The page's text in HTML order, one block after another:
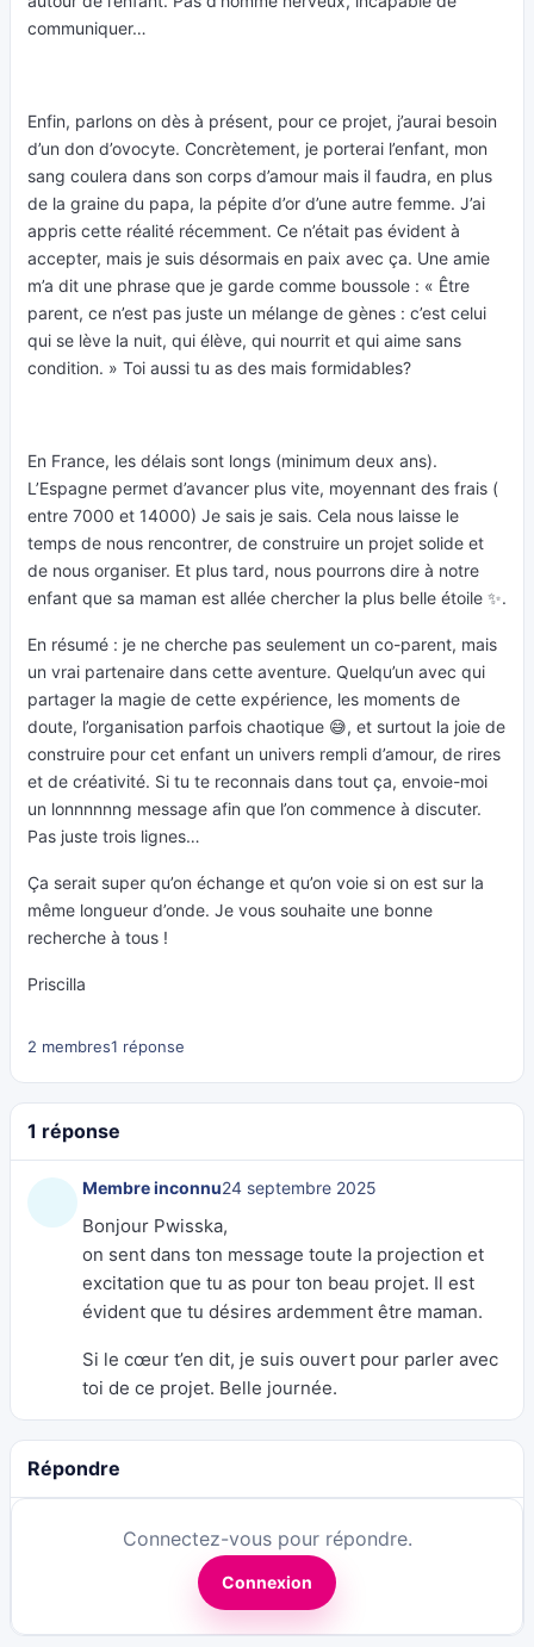
communiquer…
Enfin, parlons on dès à présent, pour ce projet, j’aurai besoin
d’un don d’ovocyte. Concrètement, je porterai l’enfant, mon
sang coulera dans son corps d’amour mais il faudra, en plus
de la graine du papa, la pépite d’or d’une autre femme. J’ai
appris cette réalité récemment. Ce n’était pas évident à
accepter, mais je suis désormais en paix avec ça. Une amie
m’a dit une phrase que je garde comme boussole : « Être
parent, ce n’est pas juste un mélange de gènes : c’est celui
qui se lève la nuit, qui élève, qui nourrit et qui aime sans
condition. » Toi aussi tu as des mais formidables?
En France, les délais sont longs (minimum deux ans).
L’Espagne permet d’avancer plus vite, moyennant des frais (
entre 7000 et 14000) Je sais je sais. Cela nous laisse le
temps de nous rencontrer, de construire un projet solide et
de nous organiser. Et plus tard, nous pourrons dire à notre
enfant que sa maman est allée chercher la plus belle étoile ✨.
En résumé : je ne cherche pas seulement un co-parent, mais
un vrai partenaire dans cette aventure. Quelqu’un avec qui
partager la magie de cette expérience, les moments de
doute, l’organisation parfois chaotique 😅, et surtout la joie de
construire pour cet enfant un univers rempli d’amour, de rires
et de créativité. Si tu te reconnais dans tout ça, envoie-moi
un lonnnnnng message afin que l’on commence à discuter.
Pas juste trois lignes…
Ça serait super qu’on échange et qu’on voie si on est sur la
même longueur d’onde. Je vous souhaite une bonne
recherche à tous !
Priscilla
2 membres1 réponse
1 réponse
Membre inconnu24 septembre 2025
Bonjour Pwisska,
on sent dans ton message toute la projection et
excitation que tu as pour ton beau projet. Il est
évident que tu désires ardemment être maman.
Si le cœur t’en dit, je suis ouvert pour parler avec
toi de ce projet. Belle journée.
Répondre
Connectez-vous pour répondre.
Connexion